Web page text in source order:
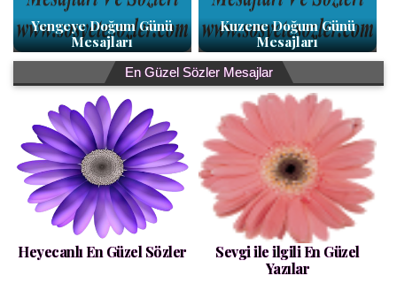
Yengeye Doğum Günü
Mesajları
Kuzene Doğum Günü
Mesajları
En Güzel Sözler Mesajlar
Heyecanlı En Güzel Sözler
Sevgi ile ilgili En Güzel
Yazılar